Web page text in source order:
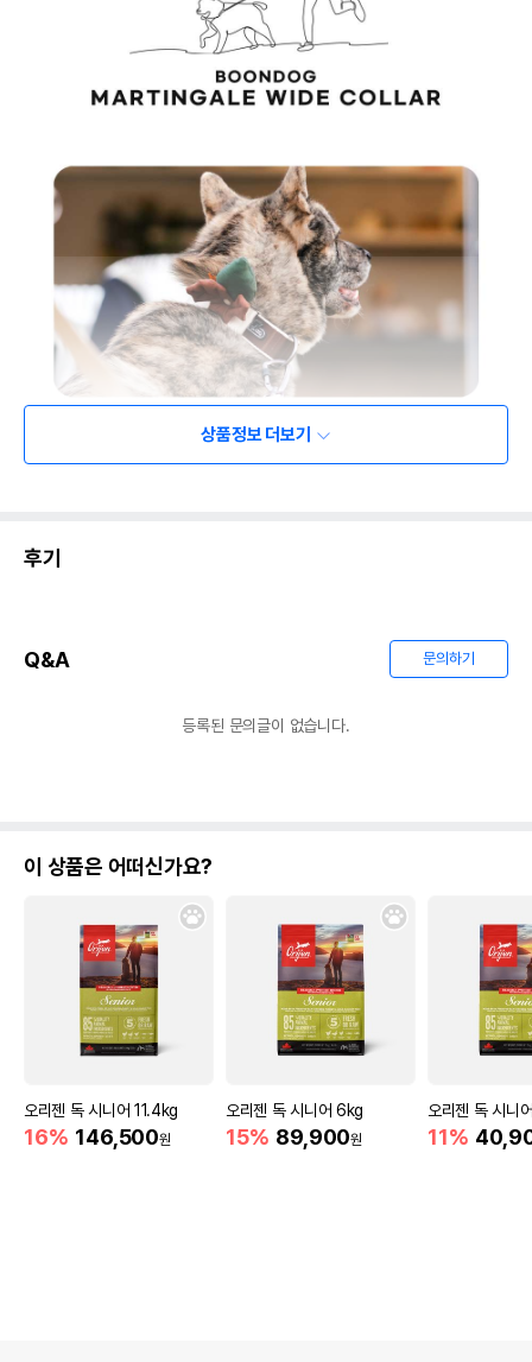
상품정보 더보기
후기
Q&A 문의하기
등록된 문의글이 없습니다.
이 상품은 어떠신가요?
오리젠 독 시니어 11.4kg
16% 146,500원
오리젠 독 시니어 6kg
15% 89,900원
오리젠 독 시니
11%